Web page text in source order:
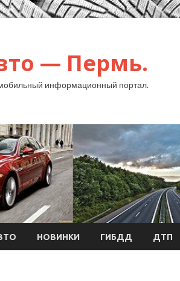
— Пермь.
информационный портал.
НОВИНКИ ГИБДД ДТП